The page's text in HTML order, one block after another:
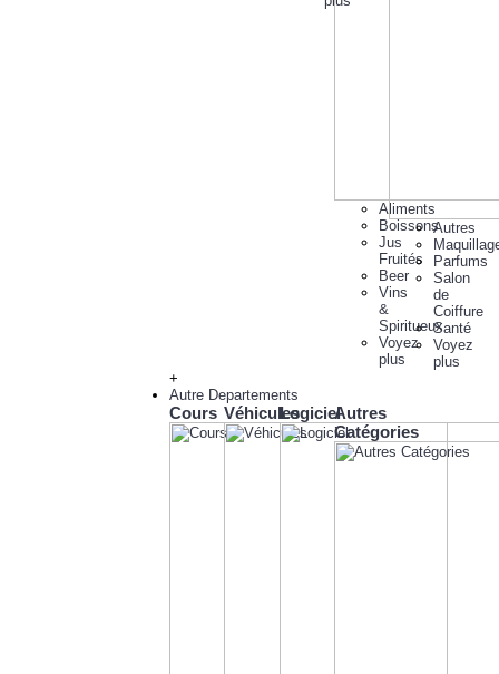
Aliments
Boissons
Jus
Fruités
Beer
Vins
&
Spiritueux
Voyez
plus
Autres
Parfums
Salon
de
Coiffure
Santé
Voyez
plus
+
Autre Departements
Cours VéhiculesLogicielAutres
Catégories